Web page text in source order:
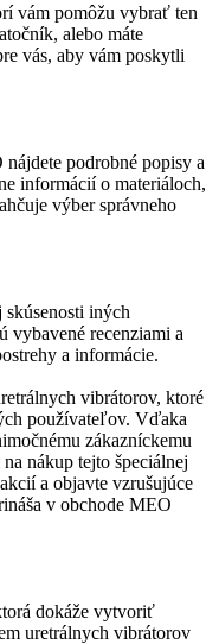
vám pomôžu vybrať ten
alebo máte
vás, aby vám poskytli
podrobné popisy a
informácií o materiáloch,
výber správneho
iných
vybavené recenziami a
a informácie.
vibrátorov, ktoré
používateľov. Vďaka
zákazníckemu
nákup tejto špeciálnej
a objavte vzrušujúce
v obchode MEO
dokáže vytvoriť
uretrálnych vibrátorov